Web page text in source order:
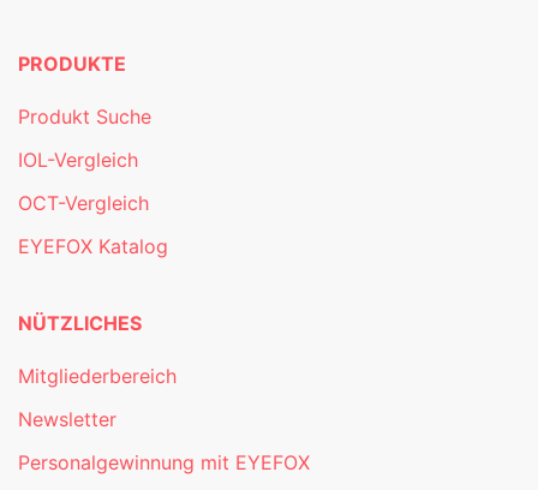
PRODUKTE
Produkt Suche
IOL-Vergleich
OCT-Vergleich
EYEFOX Katalog
NÜTZLICHES
Mitgliederbereich
Newsletter
Personalgewinnung mit EYEFOX